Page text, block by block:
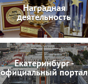
Наградная
деятельность
Екатеринбург -
официальный портал